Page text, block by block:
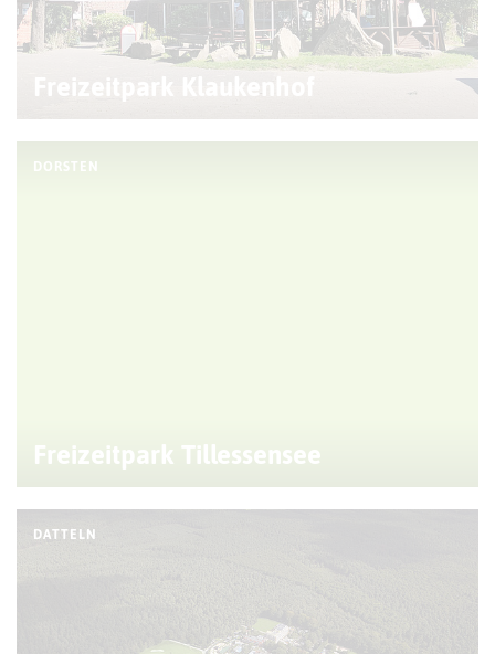
Freizeitpark Klaukenhof
DORSTEN
Freizeitpark Tillessensee
DATTELN